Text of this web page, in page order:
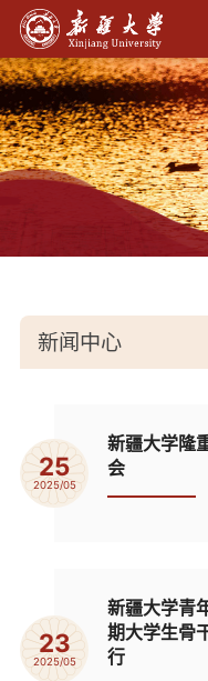
新闻中心
25
2025/05
新疆大学隆
会
23
2025/05
新疆大学青
期大学生骨
行